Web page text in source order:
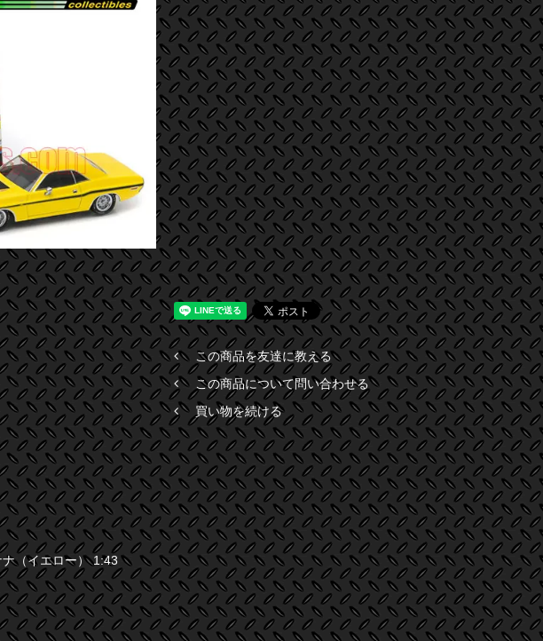
この商品を友達に教える
この商品について問い合わせる
買い物を続ける
（イエロー） 1:43